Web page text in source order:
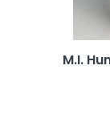
M.I.